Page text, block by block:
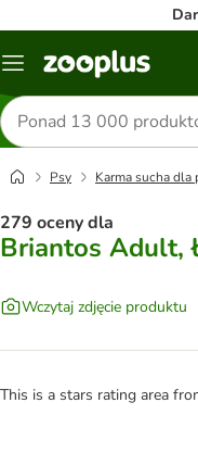
Menu
Szukaj
produktów
Psy Karma sucha dla
279 oceny dla
Briantos Adult,
Wczytaj zdjęcie produktu
This is a stars rating area